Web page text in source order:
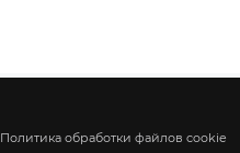
Политика обработки файлов cookie